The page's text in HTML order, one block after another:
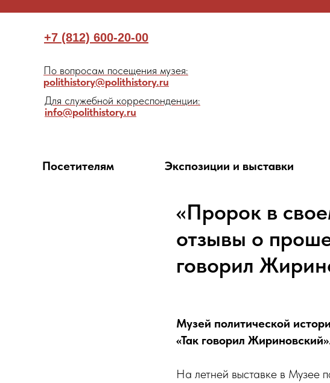
+7 (812) 600-20-00
По вопросам посещения музея:
polithistory@polithistory.ru
Для служебной корреспонденции:
info@polithistory.ru
Посетителям Экспозиции и выставки
«Пророк в
отзывы о
говорил
Музей политической
«Так говорил
На летней выставке в Музее